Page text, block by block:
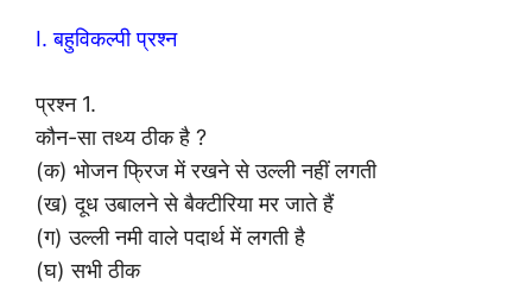
I. बहुविकल्पी प्रश्न
प्रश्न 1.
कौन-सा तथ्य ठीक है ?
(क) भोजन फ्रिज में रखने से उल्ली नहीं लगती
(ख) दूध उबालने से बैक्टीरिया मर जाते हैं
(ग) उल्ली नमी वाले पदार्थ में लगती है
(घ) सभी ठीक